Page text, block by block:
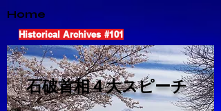
Home
Historical Archives #101
​石破首相４大スピーチ